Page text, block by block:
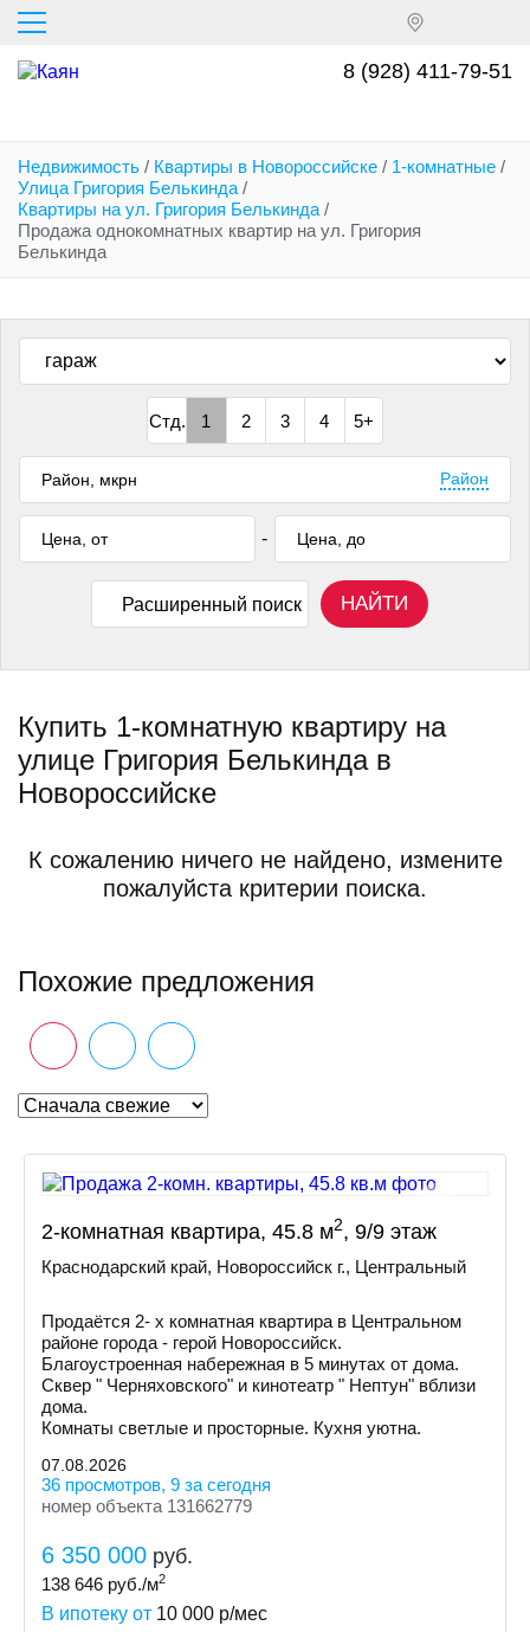
Перейти
основному
содержанию
8 (928) 411-79-51
Недвижимость / Квартиры в Новороссийске / 1-комнатные /
Улица Григория Белькинда /
Квартиры на ул. Григория Белькинда /
Продажа однокомнатных квартир на ул. Григория
Белькинда
Стд. 1 2 3 4 5+
Район
-
Расширенный поиск НАЙТИ
Купить 1-комнатную квартиру на
улице Григория Белькинда в
Новороссийске
К сожалению ничего не найдено, измените
пожалуйста критерии поиска.
Похожие предложения
2-комнатная квартира, 45.8 м2, 9/9 этаж
Краснодарский край, Новороссийск г., Центральный
Продаётся 2- х комнатная квартира в Центральном
районе города - герой Новороссийск.
Благоустроенная набережная в 5 минутах от дома.
Сквер " Черняховского" и кинотеатр " Нептун" вблизи
дома.
Комнаты светлые и просторные. Кухня уютна.
07.08.2026
36 просмотров, 9 за сегодня
номер объекта 131662779
6 350 000 руб.
138 646 руб./м2
В ипотеку от 10 000 р/мес